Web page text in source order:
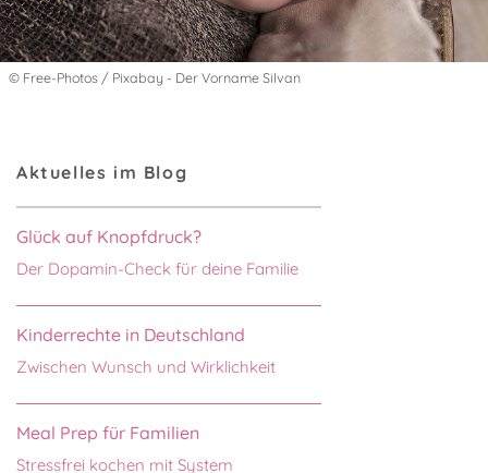
© Free-Photos / Pixabay - Der Vorname Silvan
Aktuelles im Blog
Glück auf Knopfdruck?
Der Dopamin-Check für deine Familie
Kinderrechte in Deutschland
Zwischen Wunsch und Wirklichkeit
Meal Prep für Familien
Stressfrei kochen mit System